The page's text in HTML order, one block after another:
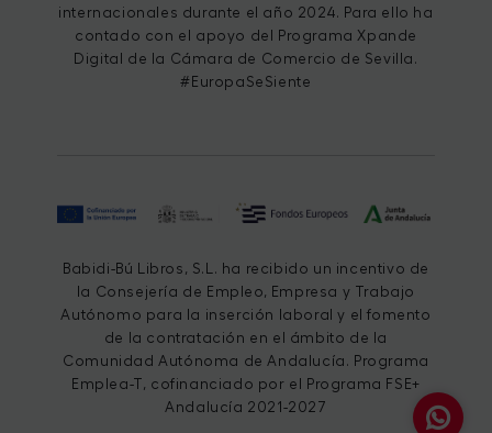
internacionales durante el año 2024. Para ello ha
contado con el apoyo del Programa Xpande
Digital de la Cámara de Comercio de Sevilla.
#EuropaSeSiente
Babidi-Bú Libros, S.L. ha recibido un incentivo de
la Consejería de Empleo, Empresa y Trabajo
Autónomo para la inserción laboral y el fomento
de la contratación en el ámbito de la
Comunidad Autónoma de Andalucía. Programa
Emplea-T, cofinanciado por el Programa FSE+
Andalucía 2021-2027